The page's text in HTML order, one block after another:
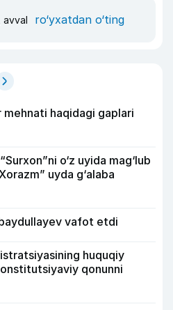
ro‘yxatdan o‘ting
haqidagi gaplari
o‘z uyida mag‘lub
uyda g‘alaba
vafot etdi
huquqiy
qonunni